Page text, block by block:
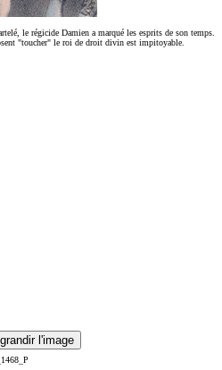
le régicide Damien a marqué les esprits de son temps.
"toucher" le roi de droit divin est impitoyable.
l'image